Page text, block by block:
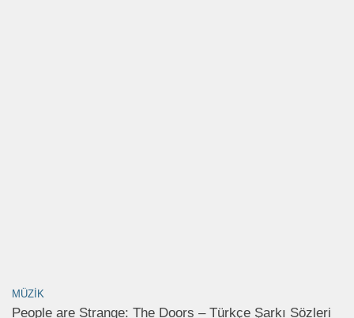
MÜZIK
People are Strange: The Doors – Türkçe Şarkı Sözleri